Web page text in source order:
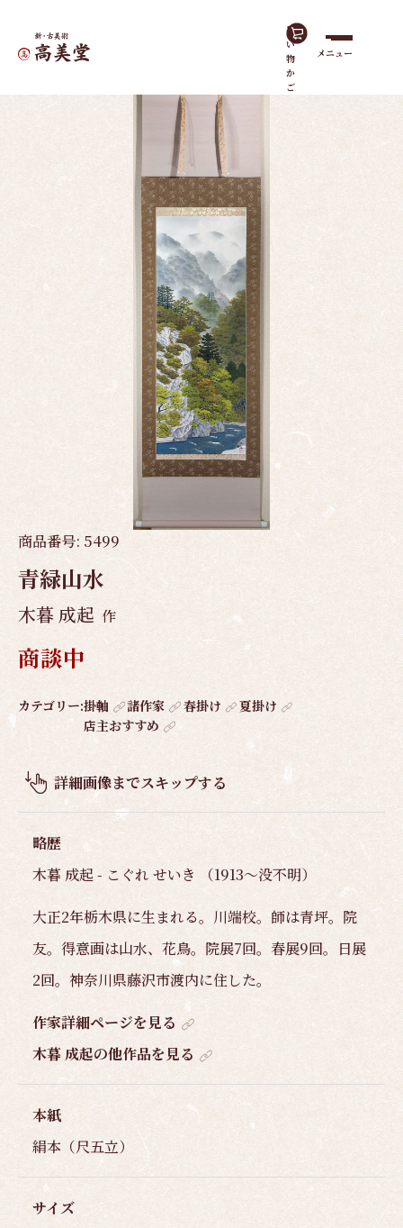
買
い
物
か
ご
メニュー
ホーム作品一覧
商品番号: 5499
青緑山水
木暮 成起 作
商談中
作
要
カテゴリー:掛軸 諸作家 春掛け
夏掛け
店主おすすめ
詳細画像までスキップする
略歴
木暮 成起 - こぐれ せいき （1913～没不明）
大正2年栃木県に生まれる。川端校。師は青坪。院
友。得意画は山水、花鳥。院展7回。春展9回。日展
2回。神奈川県藤沢市渡内に住した。
作家詳細ページを見る
木暮 成起の他作品を見る
本紙
絹本（尺五立）
サイズ